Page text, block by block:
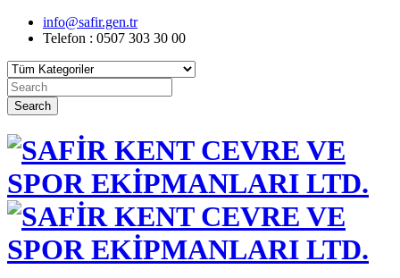
info@safir.gen.tr
Telefon : 0507 303 30 00
Search